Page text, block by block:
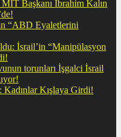
Başkanı İbrahim Kalın
“ABD Eyaletlerini
İsrail’in “Manipülasyon
torunları İşgalci İsrail
Kışlaya Girdi!